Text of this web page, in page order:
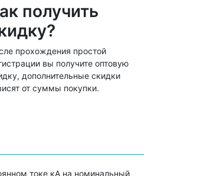
получить
прохождения простой
вы получите оптовую
дополнительные скидки
от суммы покупки.
токе кА на номинальный